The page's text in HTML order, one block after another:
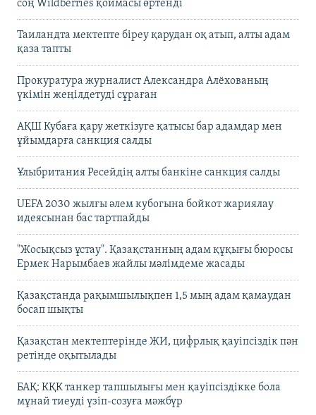
соң Wildberries қоймасы өртенді
Таиландта мектепте біреу қарудан оқ атып, алты адам
қаза тапты
Прокуратура журналист Александра Алёхованың
үкімін жеңілдетуді сұраған
АҚШ Кубаға қару жеткізуге қатысы бар адамдар мен
ұйымдарға санкция салды
Ұлыбритания Ресейдің алты банкіне санкция салды
UEFA 2030 жылғы әлем кубогына бойкот жариялау
идеясынан бас тартпайды
"Жосықсыз ұстау". Қазақстанның адам құқығы бюросы
Ермек Нарымбаев жайлы мәлімдеме жасады
Қазақстанда рақымшылықпен 1,5 мың адам қамаудан
босап шықты
Қазақстан мектептерінде ЖИ, цифрлық қауіпсіздік пән
ретінде оқытылады
БАҚ: КҚК танкер тапшылығы мен қауіпсіздікке бола
мұнай тиеуді үзіп-созуға мәжбүр